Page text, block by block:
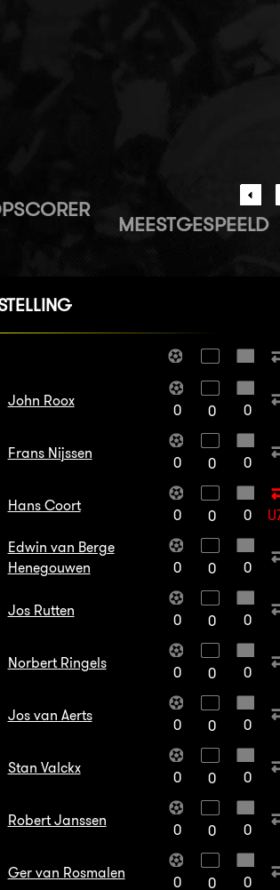
MEESTGESPEELD
John Roox
0 0 0
Frans Nijssen
0 0 0
Hans Coort
0 0 0
Edwin van Berge
Henegouwen
0 0 0
Jos Rutten
0 0 0
Norbert Ringels
0 0 0
Jos van Aerts
0 0 0
Stan Valckx
0 0 0
Robert Janssen
0 0 0
Ger van Rosmalen
0 0 0